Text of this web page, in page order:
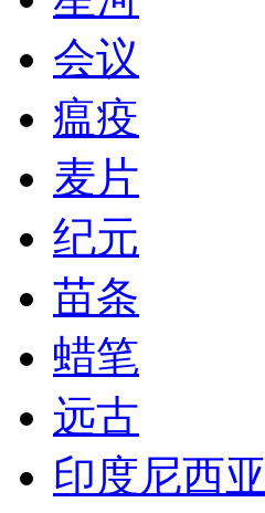
会议
瘟疫
麦片
纪元
苗条
蜡笔
远古
印度尼西亚